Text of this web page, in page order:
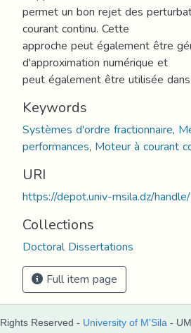
permet un bon rejet des
courant continu. Cette
approche peut également être
d'approximation numérique et
peut également être utilisée
Keywords
Systèmes d'ordre fractionnaire,
performances, Moteur à courant
URI
https://depot.univ-msila.dz/
Collections
Doctoral Dissertations
Full item page
Reserved - University of M'Sila -